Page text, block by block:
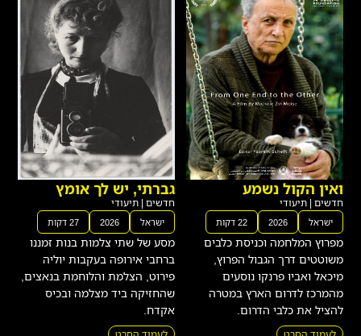
ואין הקול נשמע
חדשים |תיעודי
ישראל 2026 22 דקות
מפרוץ המלחמה וכניסת כלבים
משוטטים דרך הגבול הפרוץ,
מיכאל ואביו פרנקו נוסעים
מהמרכז לדרום הארץ במטרה
להציל את כלבי הדרום.
גברתי, יש לך אומץ
חדשים | תיעודי
ישראל 2026 27 דקות
מסע של שתי צלמות בנות זמננו
ברחבי אירופה בעקבות יוליה
פירוט, הצלמת והלוחמת בנאצים,
שהחזיקה ביד מצלמה ובכיס
אקדח.